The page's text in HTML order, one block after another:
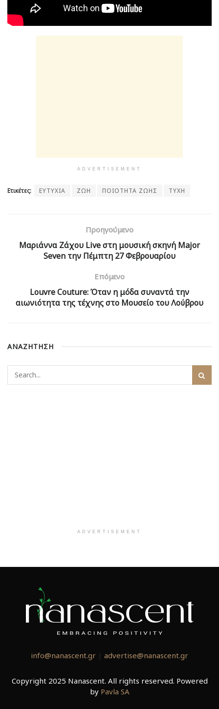
ADVERTISEMENT
Ετικέτες: ΕΥΤΥΧΙΑ ΖΩΗ ΠΟΙΟΤΗΤΑ ΖΩΗΣ ΤΥΧΗ
Προηγούμενο
Μαριάννα Ζάχου Live στη μουσική σκηνή Major
Seven την Πέμπτη 27 Φεβρουαρίου
Επόμενο
Louvre Couture: Όταν η μόδα συναντά την
αιωνιότητα της τέχνης στο Μουσείο του Λούβρου
ΑΝΑΖΗΤΗΣΗ
ADVERTISEMENT
info@nanascent.gr | advertise@nanascent.gr
Copyright 2025 Nanascent. All rights reserved. Powered
by Pavla SA